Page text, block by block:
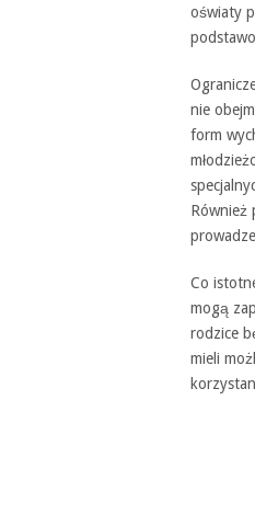
oświaty
nie
form
Również
Co
mogą
rodzice
mieli